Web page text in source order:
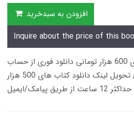
افزودن به سبدخرید
Inquire about the price of this
زمان تحویل کتاب های 600 هزار تومانی دانلود فوری از حساب
کاربری می باشد، و زمان تحویل لینک دانلود کتاب های 500 هزار
طریق پیامک/ایمیل